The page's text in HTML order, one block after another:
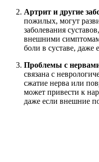
Артрит и другие
пожилых, могут
заболевания
внешними
боли в суставе, даже
Проблемы с
связана с
сжатие нерва или
может привести к
даже если внешние